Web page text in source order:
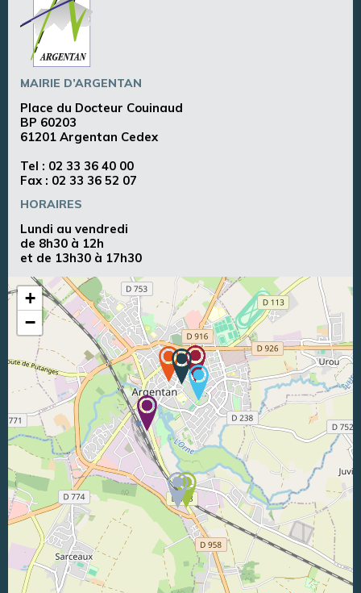
MAIRIE D’ARGENTAN
Place du Docteur Couinaud
BP 60203
61201 Argentan Cedex
Tel : 02 33 36 40 00
Fax : 02 33 36 52 07
HORAIRES
Lundi au vendredi
de 8h30 à 12h
et de 13h30 à 17h30
+
−